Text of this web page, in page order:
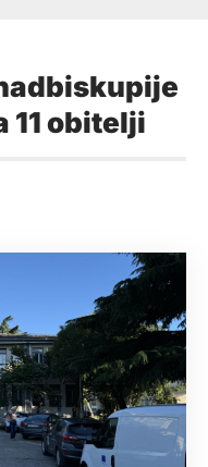
11 obitelji